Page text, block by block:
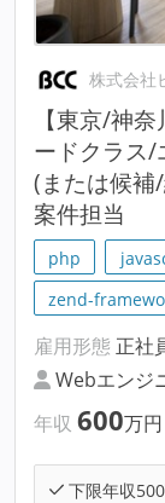
株式会社
【東京/神
ードクラス/
(または候
案件担当
php
zend-
雇用形態 正社
Webエンジ
年収 600万円
下限年収